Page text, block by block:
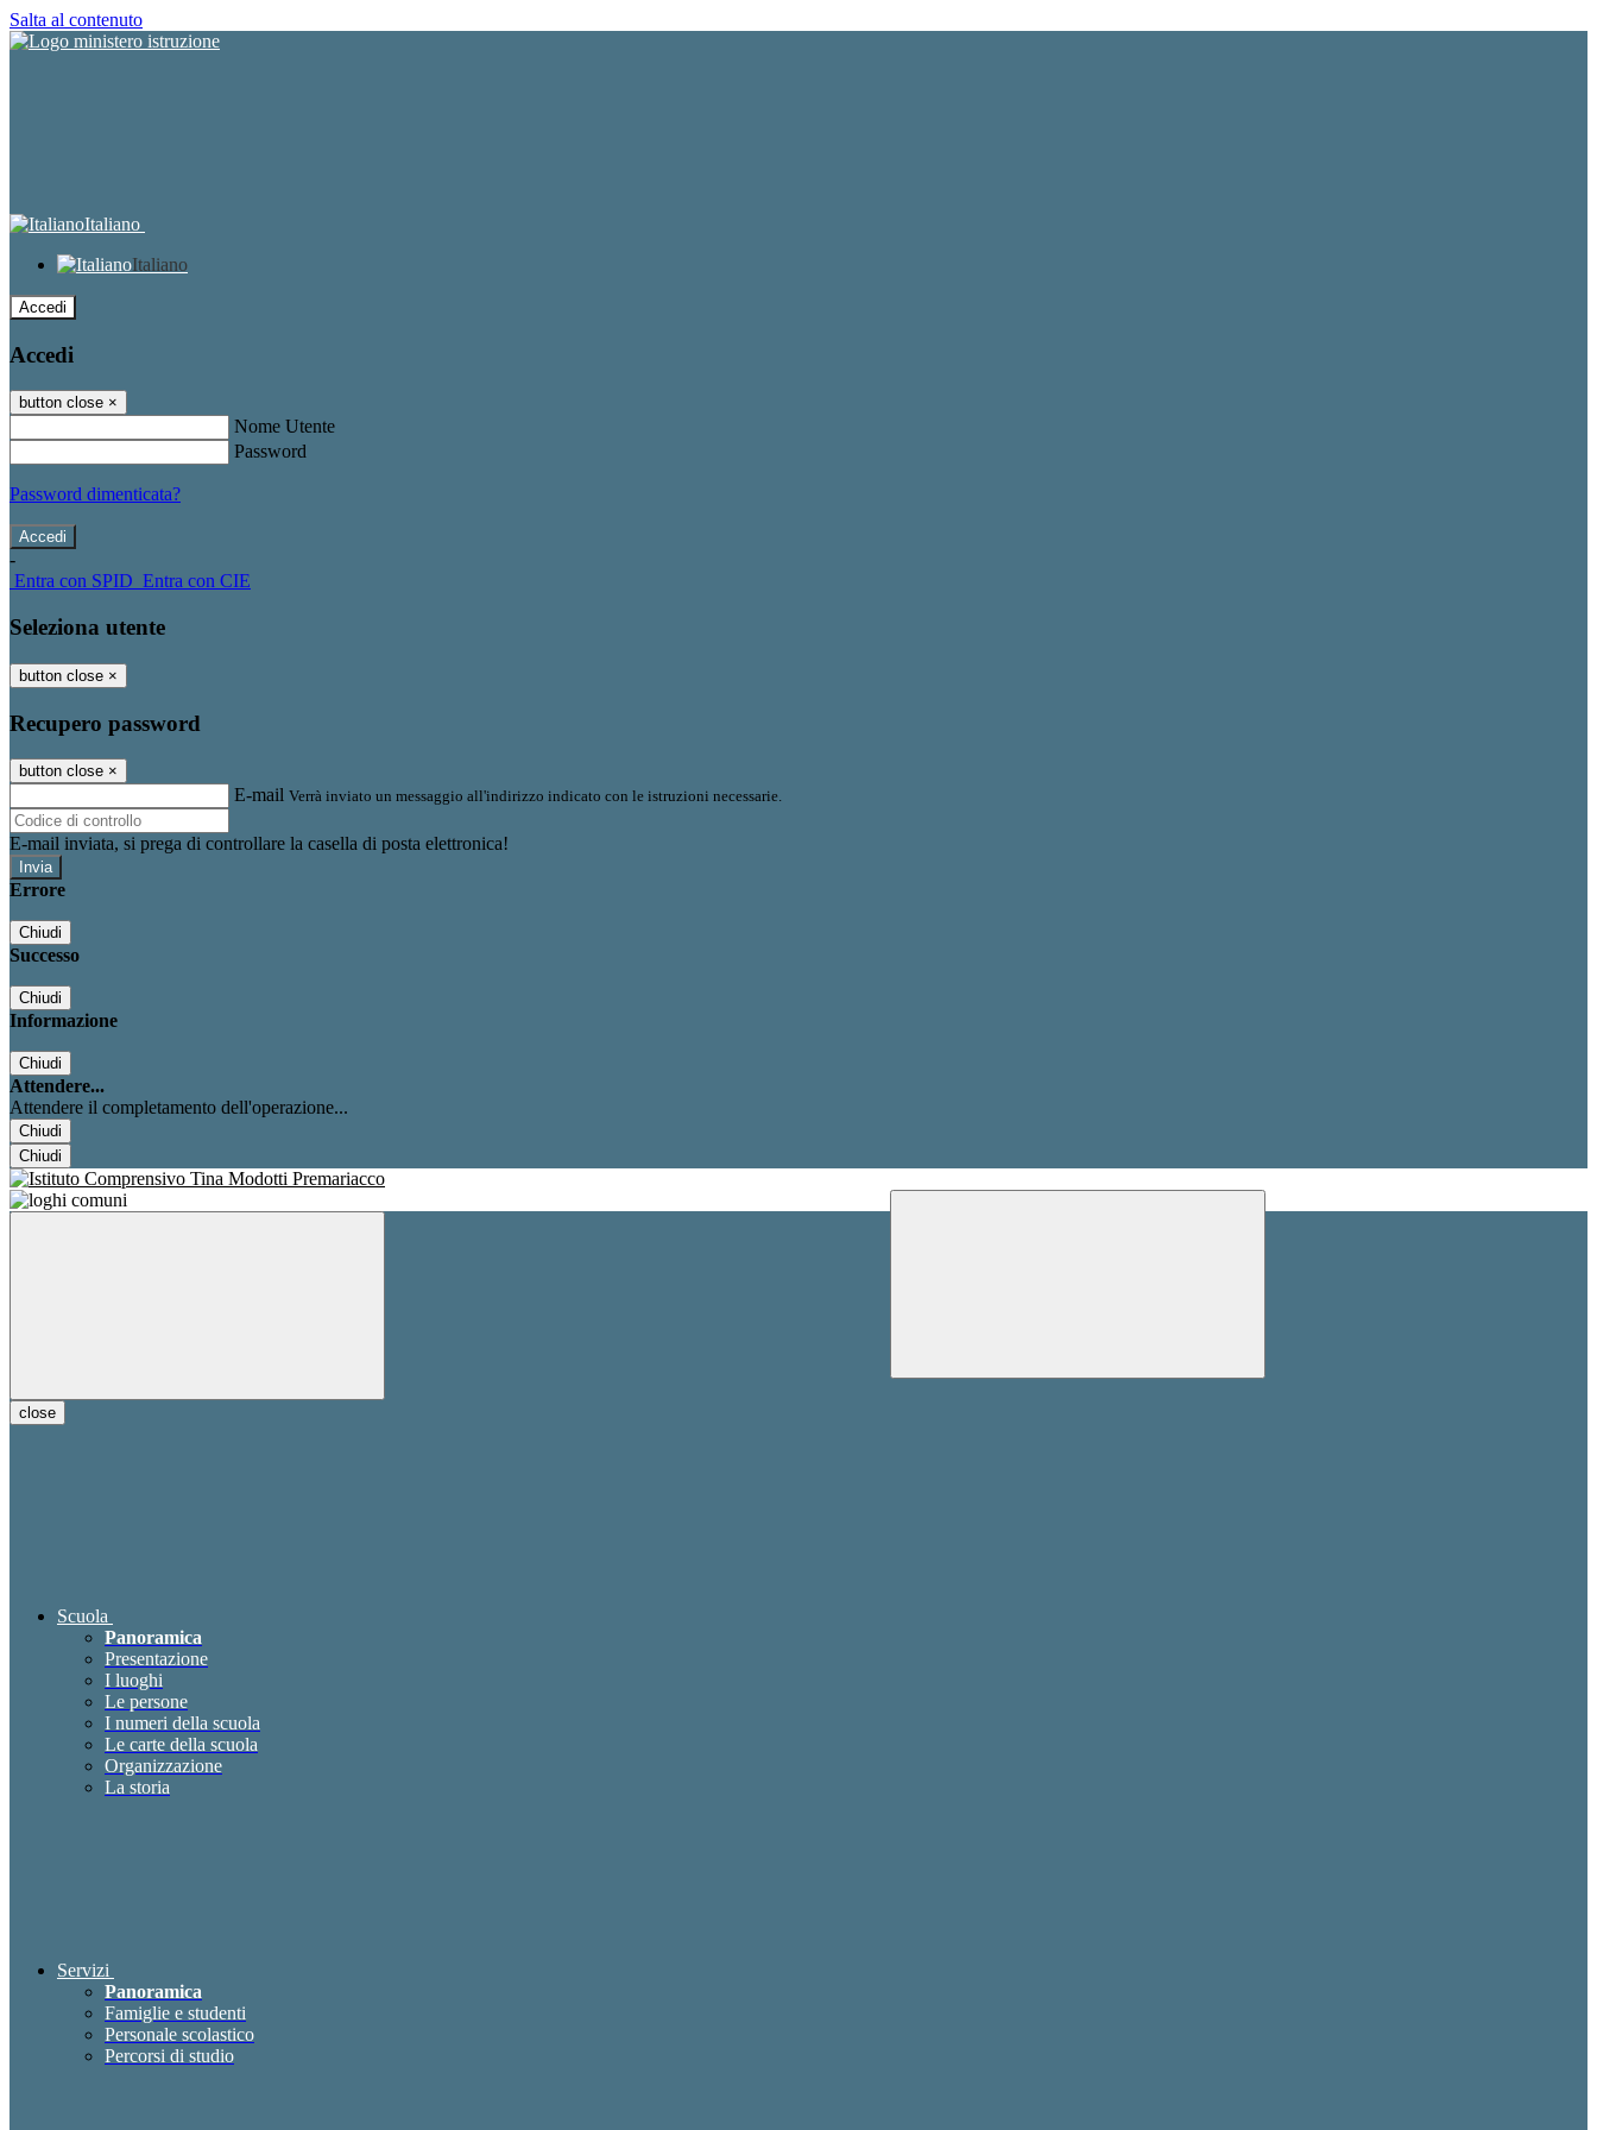
Salta al contenuto
Italiano
Italiano
Accedi
Accedi
button close ×
Nome Utente
Password
Password dimenticata?
-
Entra con SPID Entra con CIE
Seleziona utente
button close ×
Recupero password
button close ×
E-mail Verrà inviato un messaggio all'indirizzo indicato con le istruzioni necessarie.
E-mail inviata, si prega di controllare la casella di posta elettronica!
Errore
Chiudi
Successo
Chiudi
Informazione
Chiudi
Attendere...
Attendere il completamento dell'operazione...
Chiudi
Chiudi
close
Scuola
Panoramica
Presentazione
I luoghi
Le persone
I numeri della scuola
Le carte della scuola
Organizzazione
La storia
Servizi
Panoramica
Famiglie e studenti
Personale scolastico
Percorsi di studio